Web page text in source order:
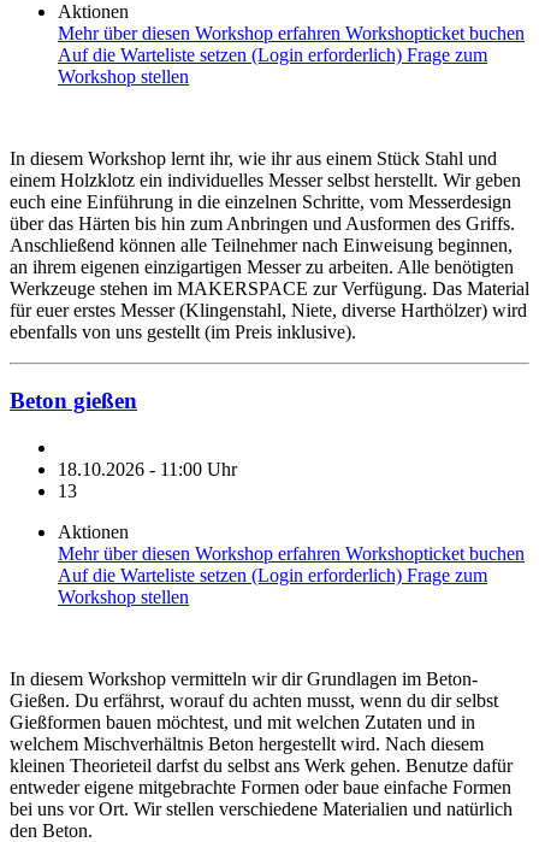
Aktionen
Mehr über diesen Workshop erfahren Workshopticket buchen
Auf die Warteliste setzen (Login erforderlich) Frage zum
Workshop stellen
In diesem Workshop lernt ihr, wie ihr aus einem Stück Stahl und
einem Holzklotz ein individuelles Messer selbst herstellt. Wir geben
euch eine Einführung in die einzelnen Schritte, vom Messerdesign
über das Härten bis hin zum Anbringen und Ausformen des Griffs.
Anschließend können alle Teilnehmer nach Einweisung beginnen,
an ihrem eigenen einzigartigen Messer zu arbeiten. Alle benötigten
Werkzeuge stehen im MAKERSPACE zur Verfügung. Das Material
für euer erstes Messer (Klingenstahl, Niete, diverse Harthölzer) wird
ebenfalls von uns gestellt (im Preis inklusive).
Beton gießen
18.10.2026 - 11:00 Uhr
13
Aktionen
Mehr über diesen Workshop erfahren Workshopticket buchen
Auf die Warteliste setzen (Login erforderlich) Frage zum
Workshop stellen
In diesem Workshop vermitteln wir dir Grundlagen im Beton-
Gießen. Du erfährst, worauf du achten musst, wenn du dir selbst
Gießformen bauen möchtest, und mit welchen Zutaten und in
welchem Mischverhältnis Beton hergestellt wird. Nach diesem
kleinen Theorieteil darfst du selbst ans Werk gehen. Benutze dafür
entweder eigene mitgebrachte Formen oder baue einfache Formen
bei uns vor Ort. Wir stellen verschiedene Materialien und natürlich
den Beton.